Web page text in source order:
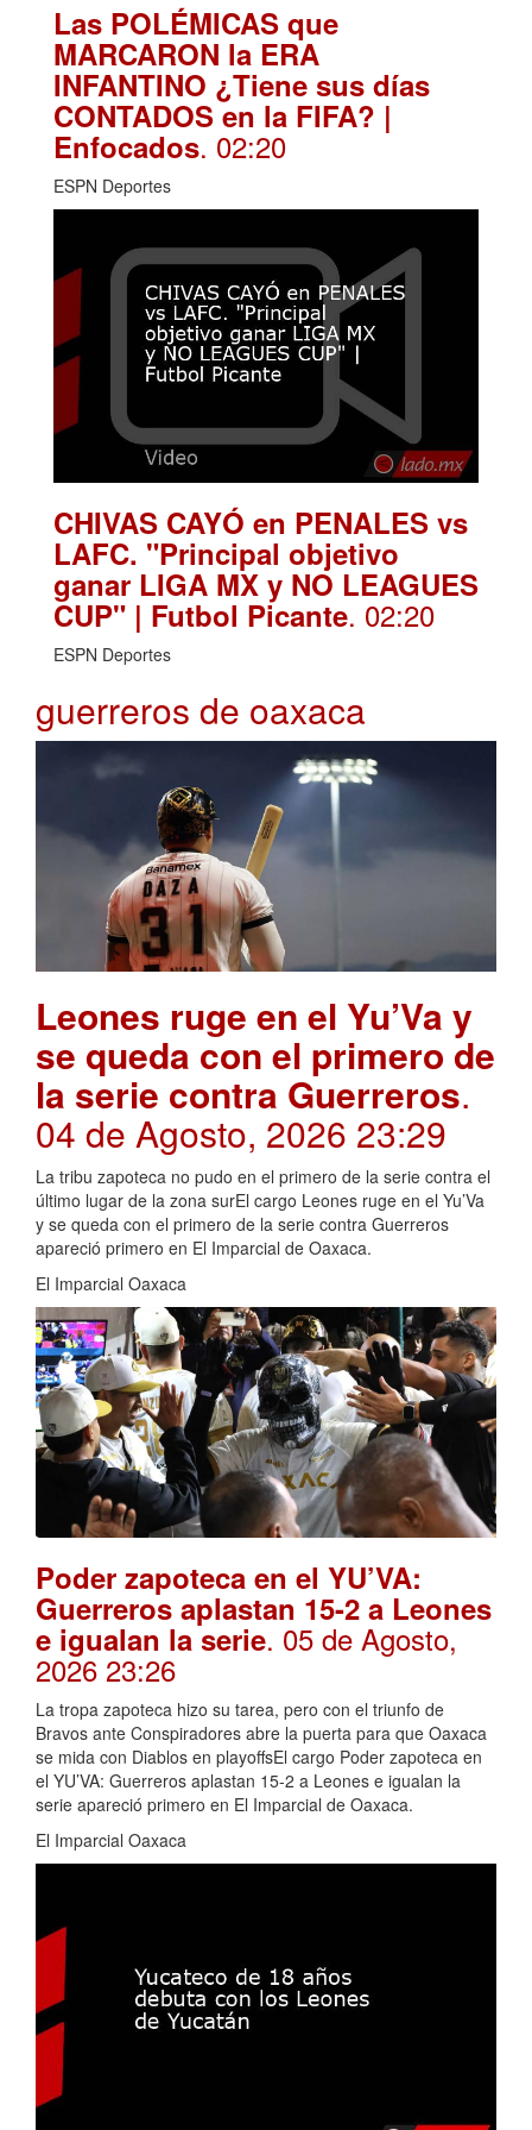
Las POLÉMICAS que
MARCARON la ERA
INFANTINO ¿Tiene sus días
CONTADOS en la FIFA? |
Enfocados. 02:20
ESPN Deportes
CHIVAS CAYÓ en PENALES vs
LAFC. "Principal objetivo
ganar LIGA MX y NO LEAGUES
CUP" | Futbol Picante. 02:20
ESPN Deportes
guerreros de oaxaca
Leones ruge en el Yu’Va y
se queda con el primero de
la serie contra Guerreros.
04 de Agosto, 2026 23:29
La tribu zapoteca no pudo en el primero de la serie contra el
último lugar de la zona surEl cargo Leones ruge en el Yu’Va
y se queda con el primero de la serie contra Guerreros
apareció primero en El Imparcial de Oaxaca.
El Imparcial Oaxaca
Poder zapoteca en el YU’VA:
Guerreros aplastan 15-2 a Leones
e igualan la serie. 05 de Agosto,
2026 23:26
La tropa zapoteca hizo su tarea, pero con el triunfo de
Bravos ante Conspiradores abre la puerta para que Oaxaca
se mida con Diablos en playoffsEl cargo Poder zapoteca en
el YU’VA: Guerreros aplastan 15-2 a Leones e igualan la
serie apareció primero en El Imparcial de Oaxaca.
El Imparcial Oaxaca